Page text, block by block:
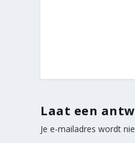
Laat een
Je e-mailadres wordt